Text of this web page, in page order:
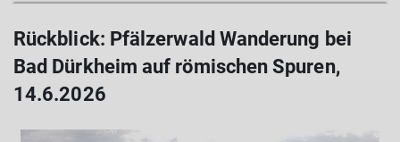
Rückblick: Pfälzerwald Wanderung bei
Bad Dürkheim auf römischen Spuren,
14.6.2026